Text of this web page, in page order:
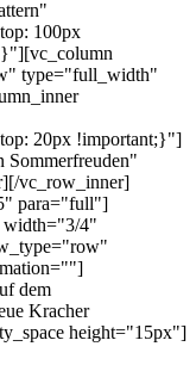
100px
type="full_width"
20px !important;}"]
Sommerfreuden"
vc_row_inner]
para="full"]
width="3/4"
dem
Kracher
height="15px"]